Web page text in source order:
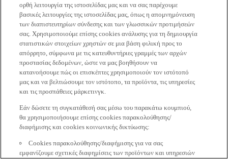
ορθή λειτουργία της ιστοσελίδας μας και να σας παρέχουμε
βασικές λειτουργίες της ιστοσελίδας μας, όπως η απομνημόνευση
των διαπιστευτηρίων σύνδεσης και των γλωσσικών προτιμήσεών
σας. Χρησιμοποιούμε επίσης cookies ανάλυσης για τη δημιουργία
στατιστικών στοιχείων χρηστών σε μια βάση φιλική προς το
απόρρητο, σύμφωνα με τις κατευθυντήριες γραμμές των αρχών
προστασίας δεδομένων, ώστε να μας βοηθήσουν να
κατανοήσουμε πώς οι επισκέπτες χρησιμοποιούν τον ιστότοπό
μας και να βελτιώσουμε τον ιστότοπο, τα προϊόντα, τις υπηρεσίες
και τις προσπάθειες μάρκετινγκ.
Εάν δώσετε τη συγκατάθεσή σας μέσω του παρακάτω κουμπιού,
θα χρησιμοποιήσουμε επίσης cookies παρακολούθησης/
διαφήμισης και cookies κοινωνικής δικτύωσης:
Cookies παρακολούθησης/διαφήμισης για να σας
εμφανίζουμε σχετικές διαφημίσεις των προϊόντων και υπηρεσιών